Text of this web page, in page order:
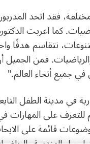
فقد اتحد
كما اعربت
نتقاسم هدفًا
والرياضيات. فمن
جميع أنحاء العالم."
مدينة الطفل
على المهارات في
قائمة على